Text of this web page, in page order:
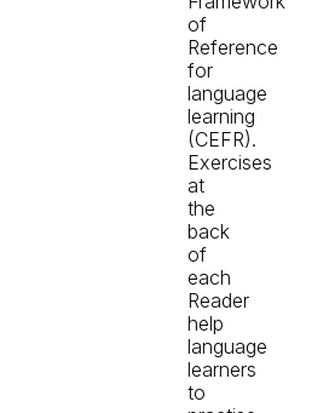
of
Reference
for
language
learning
(CEFR).
Exercises
at
the
back
of
each
Reader
help
language
learners
to